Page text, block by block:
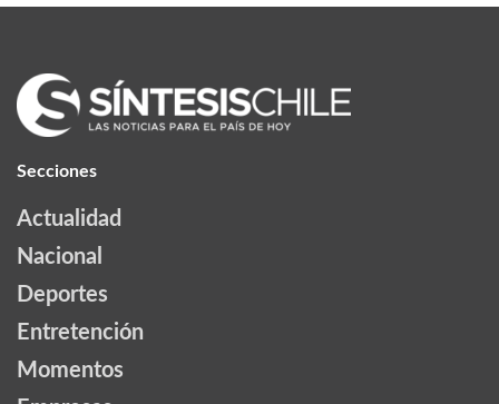
Secciones
Actualidad
Nacional
Deportes
Entretención
Momentos